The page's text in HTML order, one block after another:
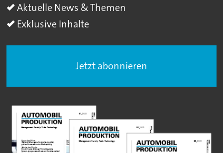
Aktuelle News & Themen
Exklusive Inhalte
Jetzt abonnieren